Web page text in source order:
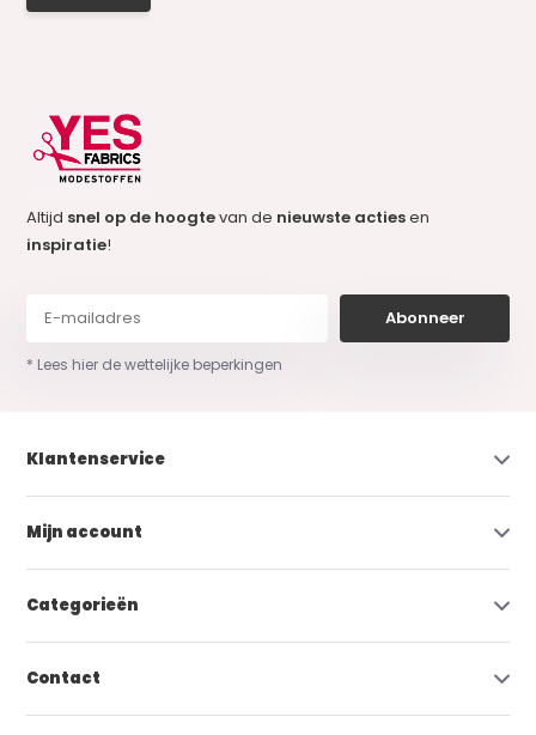
Altijd snel op de hoogtevan de nieuwste actiesen
inspiratie!
Abonneer
* Lees hier de wettelijke beperkingen
Klantenservice
Mijn account
Categorieën
Contact